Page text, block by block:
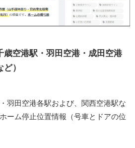
歳空港駅・羽田空港・成田空港
）
羽田空港各駅および、関西空港駅な
ーム停止位置情報（号車とドアの位